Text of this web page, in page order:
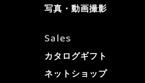
写真・動画撮影
Sales
カタログギフト
ネットショップ